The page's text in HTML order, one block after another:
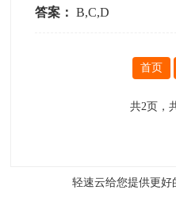
答案： B,C,D
首页
共2页，
轻速云给您提供更好